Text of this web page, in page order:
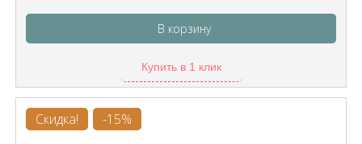
В корзину
Купить в 1 клик
Скидка! -15%